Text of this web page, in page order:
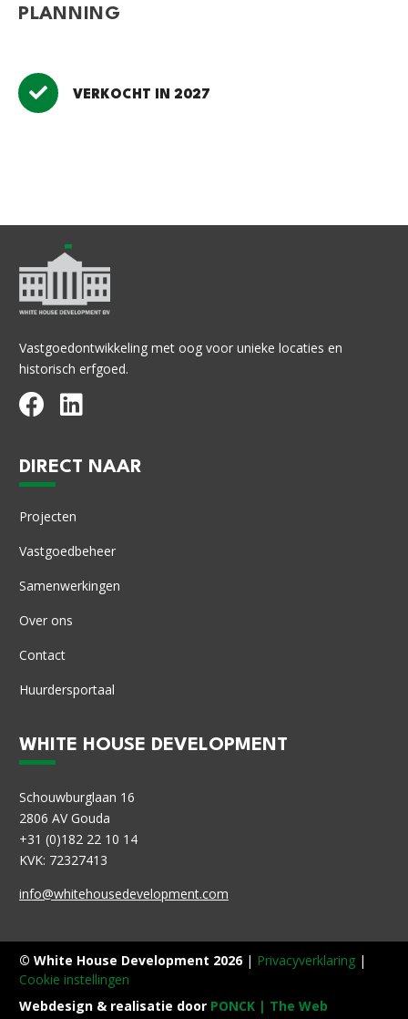
PLANNING
VERKOCHT IN 2027
Vastgoedontwikkeling met oog voor unieke locaties en
historisch erfgoed.
DIRECT NAAR
Projecten
Vastgoedbeheer
Samenwerkingen
Over ons
Contact
Huurdersportaal
WHITE HOUSE DEVELOPMENT
Schouwburglaan 16
2806 AV Gouda
+31 (0)182 22 10 14
KVK: 72327413
info@whitehousedevelopment.com
© White House Development 2026| Privacyverklaring |
Cookie instellingen
Webdesign & realisatie door PONCK | The Web